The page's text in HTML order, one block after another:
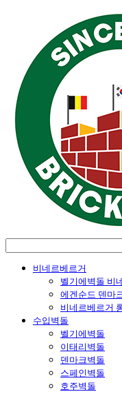
비네르베르거
벨기에벽돌 비
에겐순드 덴마
비네르베르거
수입벽돌
벨기에벽돌
이태리벽돌
덴마크벽돌
스페인벽돌
호주벽돌